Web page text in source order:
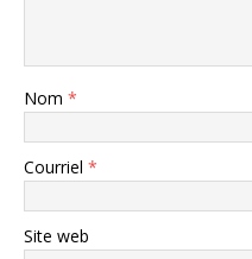
Nom *
Courriel *
Site web